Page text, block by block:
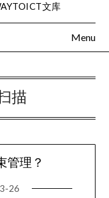
文库
Menu
描
管理？
26